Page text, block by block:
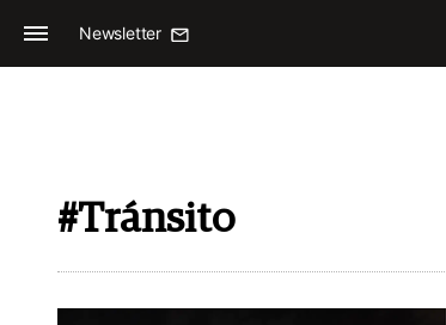
Newsletter
#Tránsito